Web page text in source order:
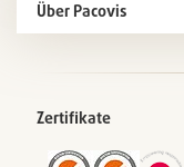
Über Pacovis
Zertifikate